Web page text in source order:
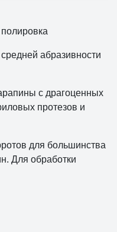
абразивности
с драгоценных
протезов и
для большинства
Для обработки